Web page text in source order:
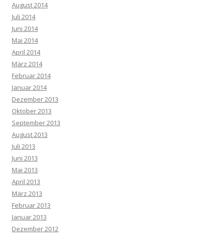
August 2014
Juli 2014
Juni 2014
Mai 2014
April 2014
März 2014
Februar 2014
Januar 2014
Dezember 2013
Oktober 2013
September 2013
August 2013
Juli 2013
Juni 2013
Mai 2013
April 2013
März 2013
Februar 2013
Januar 2013
Dezember 2012